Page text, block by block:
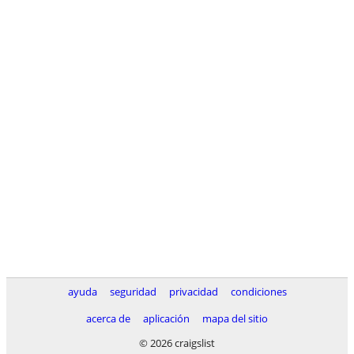
ayuda seguridad privacidad
condiciones
acerca de
aplicación
mapa del sitio
© 2026 craigslist